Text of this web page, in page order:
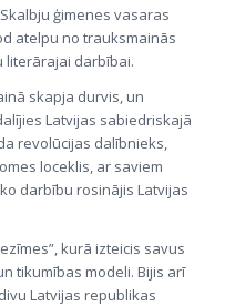
Skalbju ģimenes vasaras
atelpu no trauksmainās
literārajai darbībai.
skapja durvis, un
Latvijas sabiedriskajā
revolūcijas dalībnieks,
loceklis, ar saviem
darbību rosinājis Latvijas
kurā izteicis savus
tikumības modeli. Bijis arī
Latvijas republikas